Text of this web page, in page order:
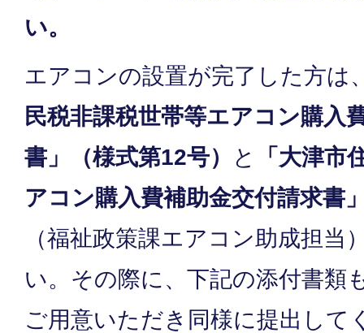
い。
エアコンの設置が完了した方は
民税非課税世帯等エアコン購入
書」（様式第12号）
と
「大津市
アコン購入費補助金交付請求書
（福祉政策課エアコン助成担当
い。その際に、下記の添付書類
ご用意いただき同様に提出して